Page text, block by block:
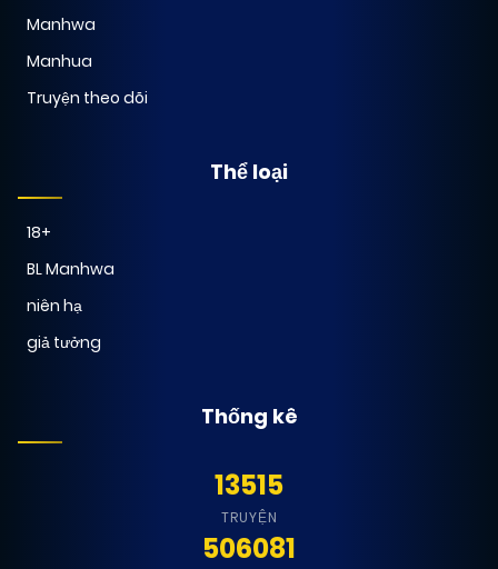
Manhwa
Manhua
Truyện theo dõi
Thể loại
18+
BL Manhwa
niên hạ
giả tưởng
Thống kê
13515
TRUYỆN
506081